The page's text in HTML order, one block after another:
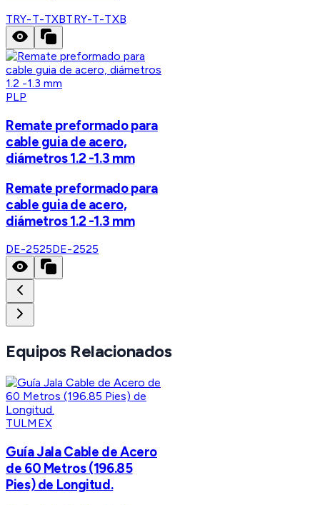
TRY-T-TXBTRY-T-TXB
PLP
Remate preformado para
cable guia de acero,
diámetros 1.2 -1.3 mm
Remate preformado para
cable guia de acero,
diámetros 1.2 -1.3 mm
DE-2525DE-2525
Equipos Relacionados
TULMEX
Guía Jala Cable de Acero
de 60 Metros (196.85
Pies) de Longitud.